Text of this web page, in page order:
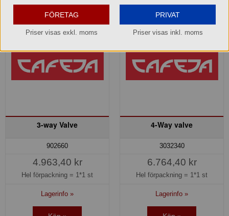
3-way Valve
902660
4.963,40 kr
Hel förpackning = 1*1 st
Lagerinfo »
4-Way valve
3032340
6.764,40 kr
Hel förpackning = 1*1 st
Lagerinfo »
FÖRETAG
Priser visas exkl. moms
PRIVAT
Priser visas inkl. moms